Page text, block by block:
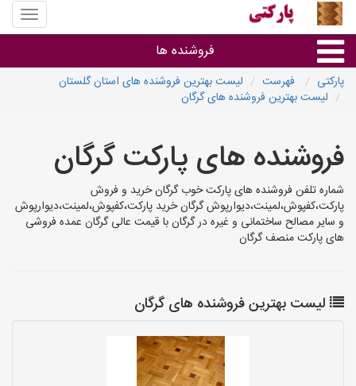
منوی
سایت
فروشنده ها
گروه ها
استان ها
پارکتی فهرست
لیست بهترین فروشنده های استان گلستان
لیست بهترین فروشنده های گرگان
فروشنده های پارکت گرگان
شماره تلفن فروشنده های پارکت خوب گرگان خرید و فروش
پارکت،کفپوش،لمینت،دیوارپوش گرگان خرید پارکت،کفپوش،لمینت،دیوارپوش
و سایر مصالح ساختمانی و غیره در گرگان با قیمت عالی گرگان عمده فروشی
های پارکت منصف گرگان
لیست بهترین فروشنده های گرگان